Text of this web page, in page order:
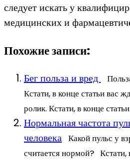
следует искать у
медицинских и
Похожие записи:
Бег польза и вред
Кстати, в конце статьи вас
ролик. Кстати, в конце статьи
Нормальная частота
человека Какой пульс у
считается нормой? Кстати,